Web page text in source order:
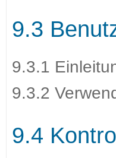
9.3
9.3.1
9.3.2
9.4